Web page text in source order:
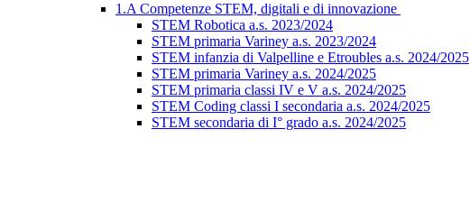
1.A Competenze STEM, digitali e di innovazione
STEM Robotica a.s. 2023/2024
STEM primaria Variney a.s. 2023/2024
STEM infanzia di Valpelline e Etroubles a.s. 2024/2025
STEM primaria Variney a.s. 2024/2025
STEM primaria classi IV e V a.s. 2024/2025
STEM Coding classi I secondaria a.s. 2024/2025
STEM secondaria di I° grado a.s. 2024/2025